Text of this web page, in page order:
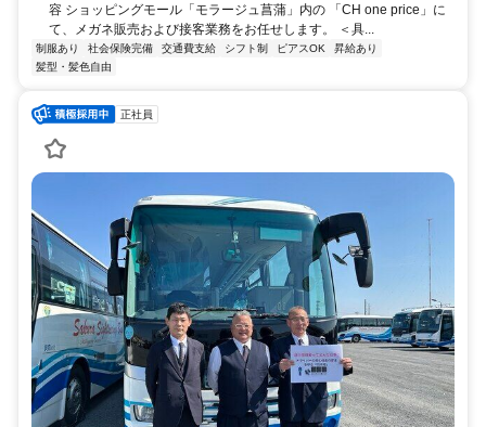
容 ショッピングモール「モラージュ菖蒲」内の 「CH one price」に
て、メガネ販売および接客業務をお任せします。 ＜具...
制服あり 社会保険完備 交通費支給 シフト制 ピアスOK
昇給あり
髪型・髪色自由
正社員